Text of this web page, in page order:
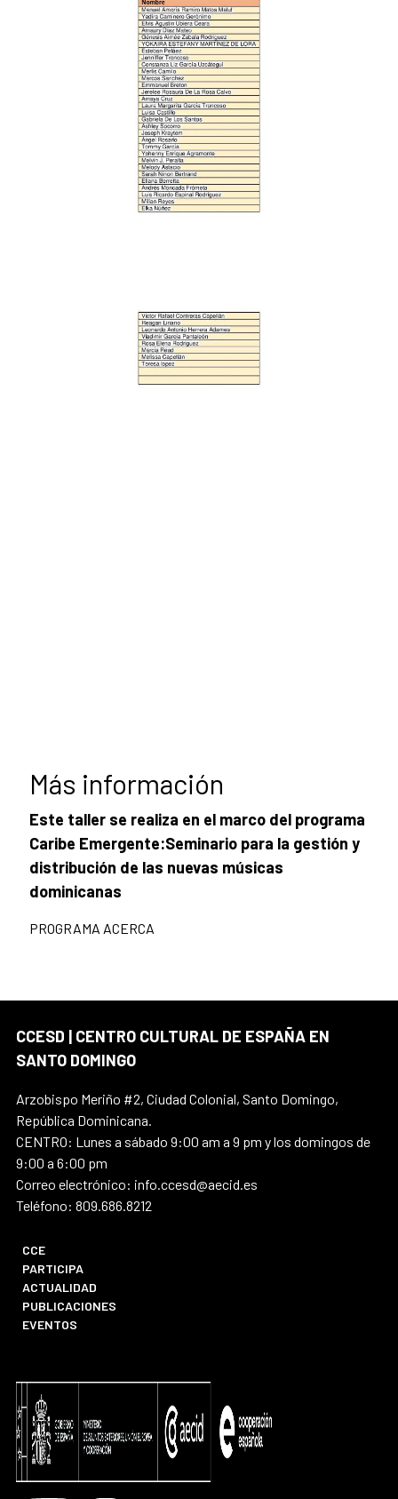
Más información
Este taller se realiza en el marco del programa
Caribe Emergente:Seminario para la gestión y
distribución de las nuevas músicas
dominicanas
PROGRAMA ACERCA
CCESD | CENTRO CULTURAL DE ESPAÑA EN
SANTO DOMINGO
Arzobispo Meriño #2, Ciudad Colonial, Santo Domingo,
República Dominicana.
CENTRO: Lunes a sábado 9:00 am a 9 pm y los domingos de
9:00 a 6:00 pm
Correo electrónico: info.ccesd@aecid.es
Teléfono: 809.686.8212
CCE
PARTICIPA
ACTUALIDAD
PUBLICACIONES
EVENTOS